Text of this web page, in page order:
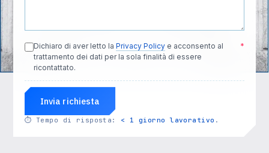
Dichiaro di aver letto la Privacy Policy e acconsento al
trattamento dei dati per la sola finalità di essere
ricontattato.
*
Invia richiesta
⏱ Tempo di risposta: < 1 giorno lavorativo .